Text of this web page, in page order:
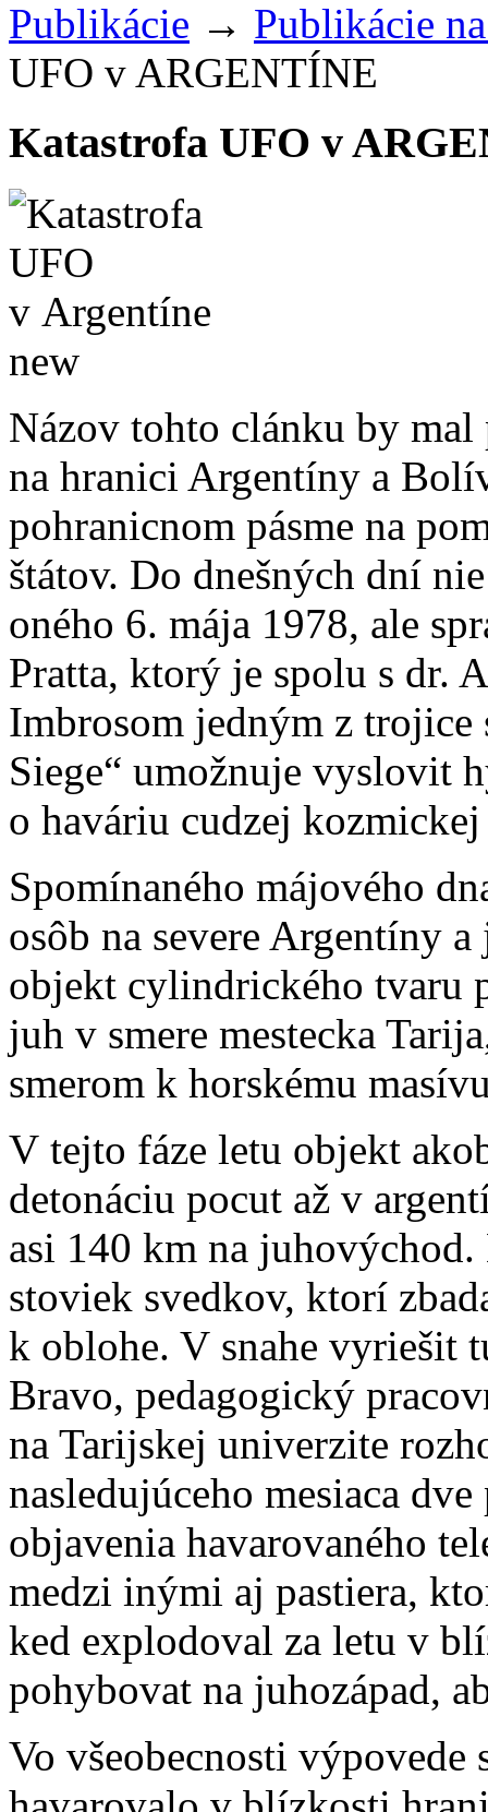
Publikácie → Publikácie
UFO v ARGENTÍNE
Katastrofa UFO v
Názov tohto clánku by mal
na hranici Argentíny a
pohranicnom pásme na
štátov. Do dnešných dní
oného 6. mája 1978, ale
Pratta, ktorý je spolu s dr.
Imbrosom jedným z
Siege“ umožnuje vyslovit
o haváriu cudzej
Spomínaného májového
osôb na severe Argentíny
objekt cylindrického tvaru
juh v smere mestecka
smerom k horskému
V tejto fáze letu objekt
detonáciu pocut až v
asi 140 km na
stoviek svedkov, ktorí
k oblohe. V snahe vyriešit
Bravo, pedagogický
na Tarijskej univerzite
nasledujúceho mesiaca
objavenia havarovaného
medzi inými aj pastiera,
ked explodoval za letu v
pohybovat na juhozápad,
Vo všeobecnosti